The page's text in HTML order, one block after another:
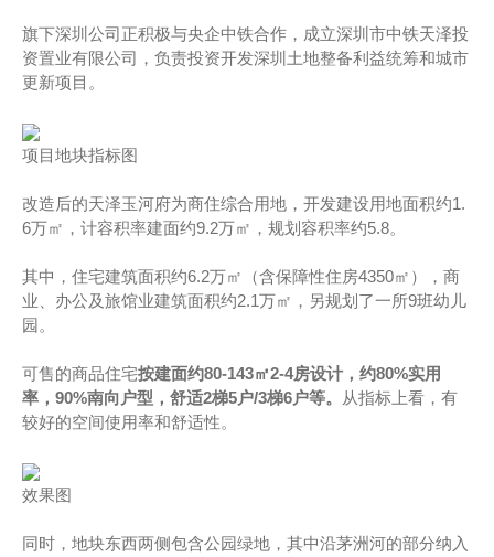
旗下深圳公司正积极与央企中铁合作，成立深圳市中铁天泽投
资置业有限公司，负责投资开发深圳土地整备利益统筹和城市
更新项目。
项目地块指标图
改造后的天泽玉河府为商住综合用地，开发建设用地面积约1.
6万㎡，计容积率建面约9.2万㎡，规划容积率约5.8。
其中，住宅建筑面积约6.2万㎡（含保障性住房4350㎡），商
业、办公及旅馆业建筑面积约2.1万㎡，另规划了一所9班幼儿
园。
可售的商品住宅按建面约80-143㎡2-4房设计，约80%实用
率，90%南向户型，舒适2梯5户/3梯6户等。
从指标上看，有
较好的空间使用率和舒适性。
效果图
同时，地块东西两侧包含公园绿地，其中沿茅洲河的部分纳入